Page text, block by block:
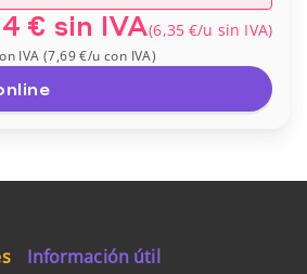
€ sin IVA(6,35 €/u sin IVA)
IVA (7,69 €/ucon IVA)
Información útil